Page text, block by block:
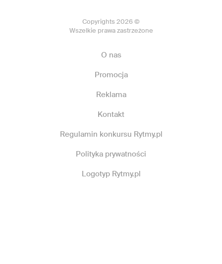
Copyrights 2026 ©
Wszelkie prawa zastrzeżone
O nas
Promocja
Reklama
Kontakt
Regulamin konkursu Rytmy.pl
Polityka prywatności
Logotyp Rytmy.pl